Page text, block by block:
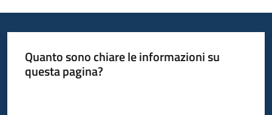
Quanto sono chiare le informazioni su
questa pagina?